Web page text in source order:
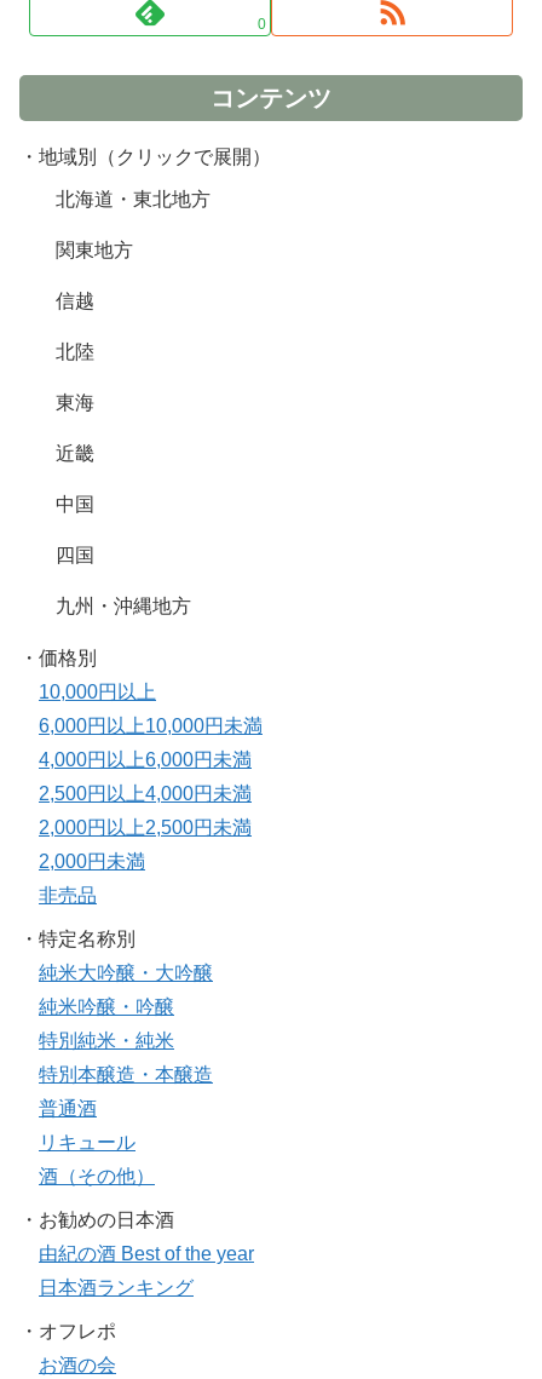
0
コンテンツ
・地域別（クリックで展開）
北海道・東北地方
関東地方
信越
北陸
東海
近畿
中国
四国
九州・沖縄地方
・価格別
10,000円以上
6,000円以上10,000円未満
4,000円以上6,000円未満
2,500円以上4,000円未満
2,000円以上2,500円未満
2,000円未満
非売品
・特定名称別
純米大吟醸・大吟醸
純米吟醸・吟醸
特別純米・純米
特別本醸造・本醸造
普通酒
リキュール
酒（その他）
・お勧めの日本酒
由紀の酒 Best of the year
日本酒ランキング
・オフレポ
お酒の会